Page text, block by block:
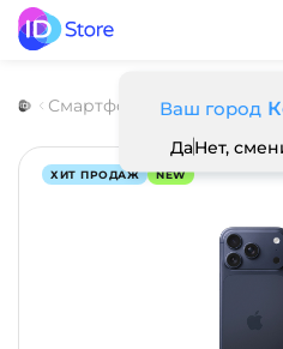
Ваш город
ДаНет,
Смартфоны Apple Apple
ХИТ ПРОДАЖ NEW